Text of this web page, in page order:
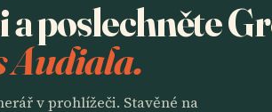
a poslechněte
Audiala.
v prohlížeči. Stavěné na